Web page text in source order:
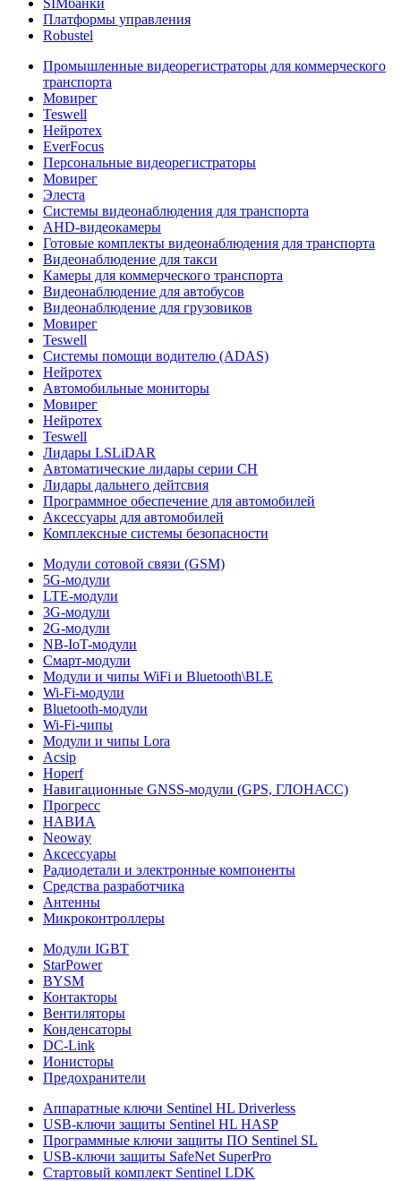
SIMбанки
Платформы управления
Robustel
Промышленные видеорегистраторы для коммерческого
транспорта
Мовирег
Teswell
Нейротех
EverFocus
Персональные видеорегистраторы
Мовирег
Элеста
Системы видеонаблюдения для транспорта
AHD-видеокамеры
Готовые комплекты видеонаблюдения для транспорта
Видеонаблюдение для такси
Камеры для коммерческого транспорта
Видеонаблюдение для автобусов
Видеонаблюдение для грузовиков
Мовирег
Teswell
Системы помощи водителю (ADAS)
Нейротех
Автомобильные мониторы
Мовирег
Нейротех
Teswell
Лидары LSLiDAR
Автоматические лидары серии CH
Лидары дальнего дейтсвия
Программное обеспечение для автомобилей
Аксессуары для автомобилей
Комплексные системы безопасности
Модули сотовой связи (GSM)
5G-модули
LTE-модули
3G-модули
2G-модули
NB-IoT-модули
Смарт-модули
Модули и чипы WiFi и Bluetooth\BLE
Wi-Fi-модули
Bluetooth-модули
Wi-Fi-чипы
Модули и чипы Lora
Acsip
Hoperf
Навигационные GNSS-модули (GPS, ГЛОНАСС)
Прогресс
НАВИА
Neoway
Аксессуары
Радиодетали и электронные компоненты
Средства разработчика
Антенны
Микроконтроллеры
Модули IGBT
StarPower
BYSM
Контакторы
Вентиляторы
Конденсаторы
DC-Link
Ионисторы
Предохранители
Аппаратные ключи Sentinel HL Driverless
USB-ключи защиты Sentinel HL HASP
Программные ключи защиты ПО Sentinel SL
USB-ключи защиты SafeNet SuperPro
Стартовый комплект Sentinel LDK